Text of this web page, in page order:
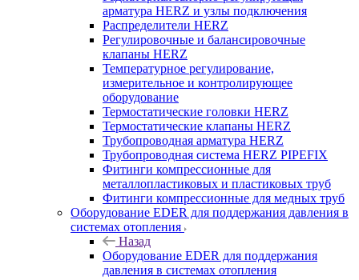
арматура HERZ и узлы подключения
Распределители HERZ
Регулировочные и балансировочные
клапаны HERZ
Температурное регулирование,
измерительное и контролирующее
оборудование
Термостатические головки HERZ
Термостатические клапаны HERZ
Трубопроводная арматура HERZ
Трубопроводная система HERZ PIPEFIX
Фитинги компрессионные для
металлопластиковых и пластиковых труб
Фитинги компрессионные для медных труб
Оборудование EDER для поддержания давления в
системах отопления
Назад
Оборудование EDER для поддержания
давления в системах отопления